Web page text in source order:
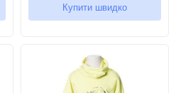
Купити швидко